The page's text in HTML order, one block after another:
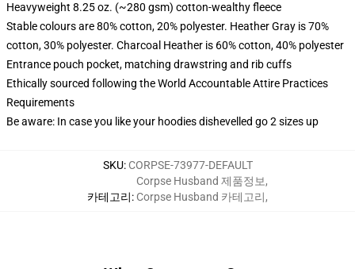
Heavyweight 8.25 oz. (~280 gsm) cotton-wealthy fleece
Stable colours are 80% cotton, 20% polyester. Heather Gray is 70%
cotton, 30% polyester. Charcoal Heather is 60% cotton, 40% polyester
Entrance pouch pocket, matching drawstring and rib cuffs
Ethically sourced following the World Accountable Attire Practices
Requirements
Be aware: In case you like your hoodies dishevelled go 2 sizes up
SKU: CORPSE-73977-DEFAULT
카테고리:
Corpse Husband 제품정보,
Corpse Husband 카테고리,